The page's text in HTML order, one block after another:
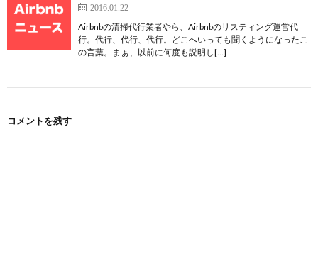
2016.01.22
Airbnbの清掃代行業者やら、Airbnbのリスティング運営代
行。代行、代行、代行。どこへいっても聞くようになったこ
の言葉。まぁ、以前に何度も説明し[…]
コメントを残す